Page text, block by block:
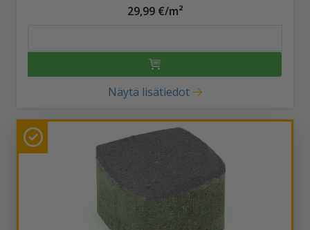
29,99 €/m²
Näytä lisätiedot